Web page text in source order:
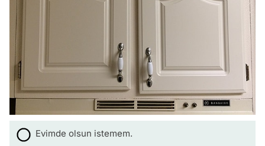
Evimde olsun istemem.